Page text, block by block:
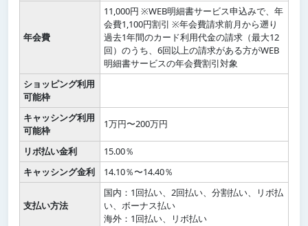
年会費
11,000円 ※WEB明細書サービス申込みで、年
会費1,100円割引 ※年会費請求前月から遡り
過去1年間のカード利用代金の請求（最大12
回）のうち、6回以上の請求がある方がWEB
明細書サービスの年会費割引対象
ショッピング利用
可能枠
キャッシング利用
可能枠
1万円〜200万円
リボ払い金利
15.00％
キャッシング金利
14.10％〜14.40％
支払い方法
国内：1回払い、2回払い、分割払い、リボ払
い、ボーナス払い
海外：1回払い、リボ払い